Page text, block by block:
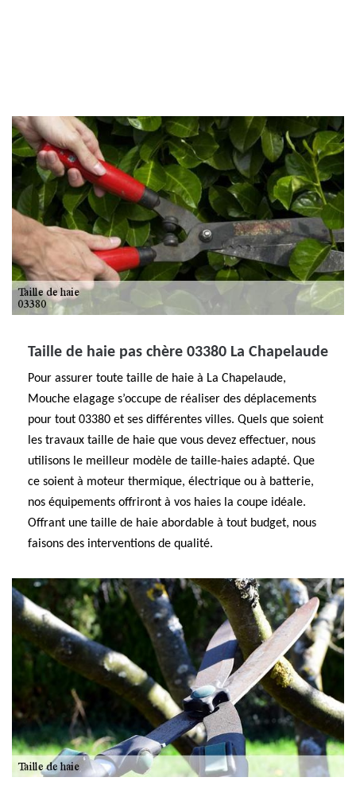
Taille de haie pas chère 03380 La Chapelaude
Pour assurer toute taille de haie à La Chapelaude,
Mouche elagage s’occupe de réaliser des déplacements
pour tout 03380 et ses différentes villes. Quels que soient
les travaux taille de haie que vous devez effectuer, nous
utilisons le meilleur modèle de taille-haies adapté. Que
ce soient à moteur thermique, électrique ou à batterie,
nos équipements offriront à vos haies la coupe idéale.
Offrant une taille de haie abordable à tout budget, nous
faisons des interventions de qualité.